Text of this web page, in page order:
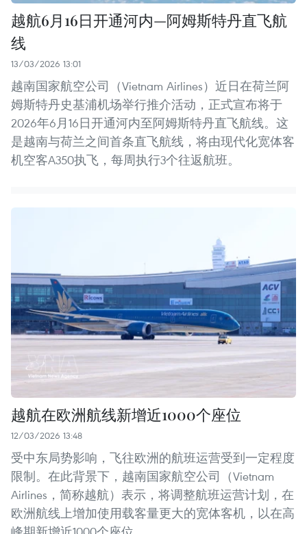
越航6月16日开通河内—阿姆斯特丹直飞航
线
13/03/2026 13:01
越南国家航空公司（Vietnam Airlines）近日在荷兰阿
姆斯特丹史基浦机场举行推介活动，正式宣布将于
2026年6月16日开通河内至阿姆斯特丹直飞航线。这
是越南与荷兰之间首条直飞航线，将由现代化宽体客
机空客A350执飞，每周执行3个往返航班。
越航在欧洲航线新增近1000个座位
12/03/2026 13:48
受中东局势影响，飞往欧洲的航班运营受到一定程度
限制。在此背景下，越南国家航空公司（Vietnam
Airlines，简称越航）表示，将调整航班运营计划，在
欧洲航线上增加使用载客量更大的宽体客机，以在高